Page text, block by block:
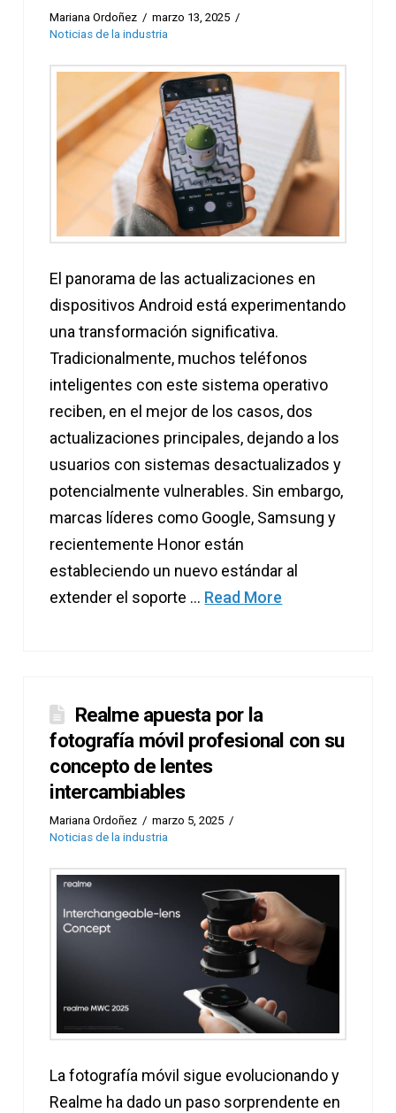
Mariana Ordoñez
marzo 13, 2025
Noticias de la industria
El panorama de las actualizaciones en
dispositivos Android está experimentando
una transformación significativa.
Tradicionalmente, muchos teléfonos
inteligentes con este sistema operativo
reciben, en el mejor de los casos, dos
actualizaciones principales, dejando a los
usuarios con sistemas desactualizados y
potencialmente vulnerables. Sin embargo,
marcas líderes como Google, Samsung y
recientemente Honor están
estableciendo un nuevo estándar al
extender el soporte … Read More
Realme apuesta por la
fotografía móvil profesional con su
concepto de lentes
intercambiables
Mariana Ordoñez
marzo 5, 2025
Noticias de la industria
La fotografía móvil sigue evolucionando y
Realme ha dado un paso sorprendente en